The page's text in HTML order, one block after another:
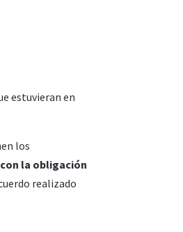
estuvieran en
los
la obligación
realizado